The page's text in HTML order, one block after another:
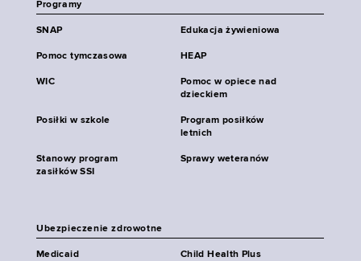
Programy
SNAP Edukacja żywieniowa
Pomoc tymczasowa HEAP
WIC
Pomoc w opiece nad
dzieckiem
Posiłki w szkole
Program posiłków
letnich
Stanowy program
zasiłków SSI
Sprawy weteranów
Ubezpieczenie zdrowotne
Medicaid
Child Health Plus